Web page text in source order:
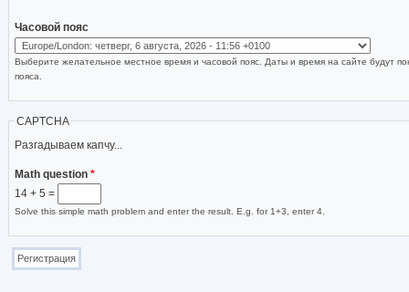
Часовой пояс
Выберите желательное местное время и часовой пояс. Даты и время на сайте будут
пояса.
CAPTCHA
Разгадываем капчу...
Math question *
14 + 5 =
Solve this simple math problem and enter the result. E.g. for 1+3, enter 4.